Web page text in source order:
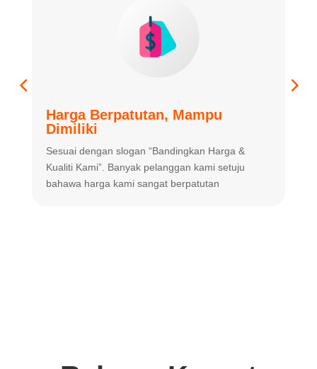
Harga Berpatutan, Mampu
Dimiliki
Sesuai dengan slogan “Bandingkan Harga &
Kualiti Kami”. Banyak pelanggan kami setuju
bahawa harga kami sangat berpatutan